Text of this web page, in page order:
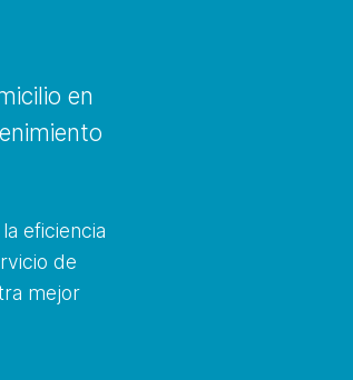
en
eficiencia
de
mejor